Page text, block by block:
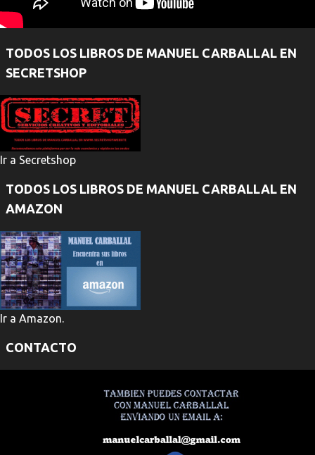
TODOS LOS LIBROS DE MANUEL CARBALLAL EN
SECRETSHOP
Ir a Secretshop
TODOS LOS LIBROS DE MANUEL CARBALLAL EN
AMAZON
Ir a Amazon.
CONTACTO